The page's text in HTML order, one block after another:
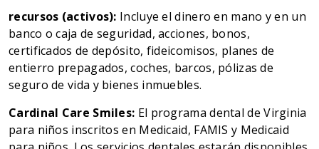
recursos (activos): Incluye el dinero en mano y en un
banco o caja de seguridad, acciones, bonos,
certificados de depósito, fideicomisos, planes de
entierro prepagados, coches, barcos, pólizas de
seguro de vida y bienes inmuebles.
Cardinal Care Smiles: El programa dental de Virginia
para niños inscritos en Medicaid, FAMIS y Medicaid